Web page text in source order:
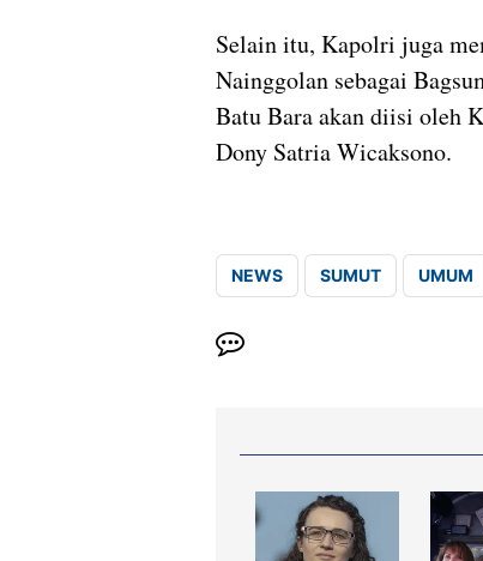
Selain itu, Kapolri juga
Nainggolan sebagai
Batu Bara akan diisi oleh
Dony Satria Wicaksono.
NEWS SUMUT UMUM